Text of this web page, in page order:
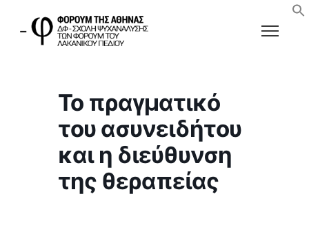
Το πραγματικό
του ασυνειδήτου
και η διεύθυνση
της θεραπείας